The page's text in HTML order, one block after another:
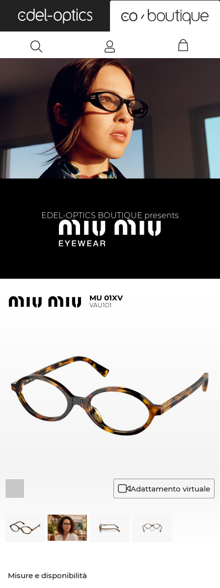
EDEL-OPTICS BOUTIQUE presents
MU 01XV
VAU1O1
Adattamento virtuale
Misure e disponibilità